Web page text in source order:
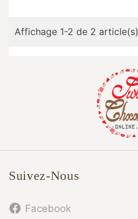
Affichage 1-2 de 2 article(s)
Suivez-Nous
Facebook